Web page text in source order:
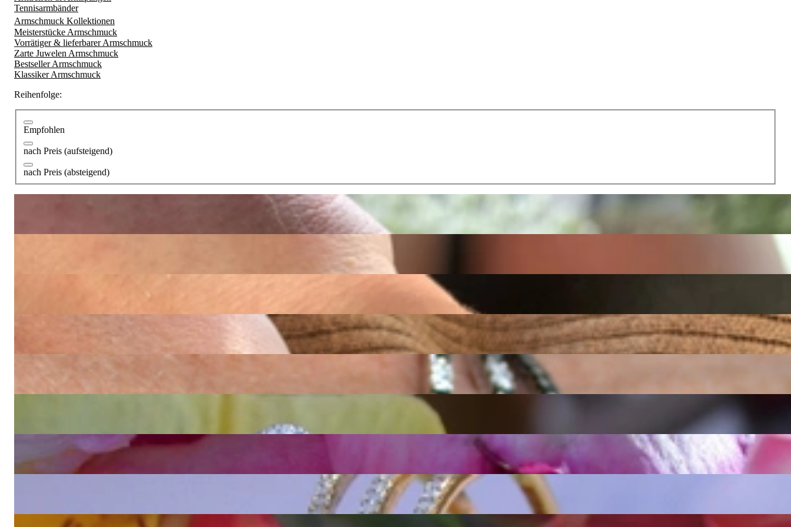
Tennisarmbänder
Armschmuck Kollektionen
Meisterstücke Armschmuck
Vorrätiger & lieferbarer Armschmuck
Zarte Juwelen Armschmuck
Bestseller Armschmuck
Klassiker Armschmuck
Reihenfolge:
Empfohlen
nach Preis (aufsteigend)
nach Preis (absteigend)
Erstklassiges Diamanten Herz Armband (8.95 ct.)